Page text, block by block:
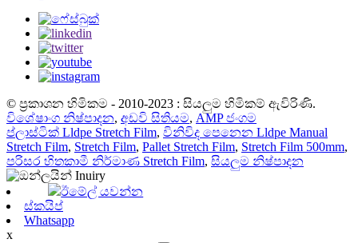
© ප්‍රකාශන හිමිකම - 2010-2023 : සියලුම හිමිකම් ඇවිරිණි.
විශේෂාංග නිෂ්පාදන, අඩවි සිතියම, AMP ජංගම
ප්ලාස්ටික් Lldpe Stretch Film, විනිවිද පෙනෙන Lldpe Manual
Stretch Film, Stretch Film, Pallet Stretch Film, Stretch Film 500mm,
පරිසර හිතකාමී නිර්මාණ Stretch Film, සියලුම නිෂ්පාදන
ඊමේල් යවන්න
ස්කයිප්
Whatsapp
x